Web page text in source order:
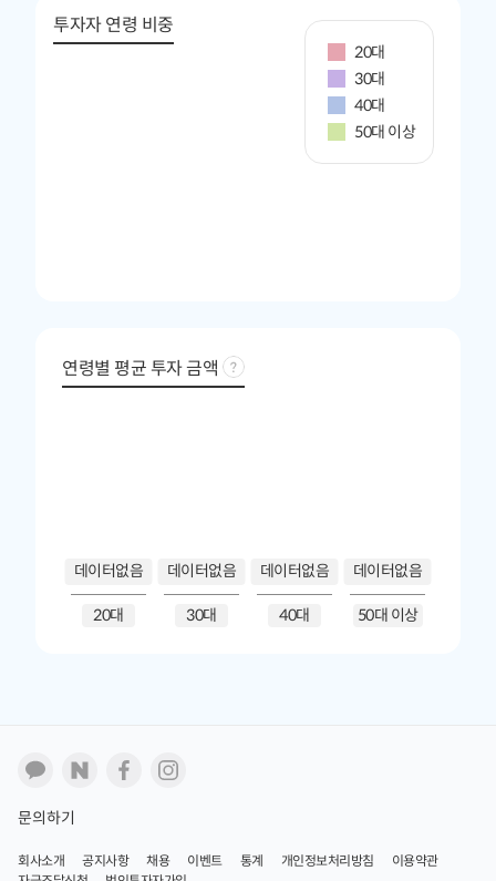
투자자 연령 비중
20대
30대
40대
50대 이상
연령별 평균 투자 금액
20대
데이터없음
30대
데이터없음
40대
데이터없음
50대 이상
데이터없음
문의하기
회사소개 공지사항 채용 이벤트 통계 개인정보처리방침
이용약관